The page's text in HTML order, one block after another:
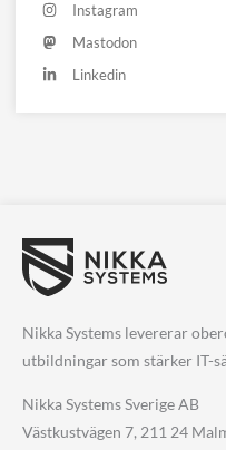
Instagram
Mastodon
Linkedin
Nikka Systems levererar
utbildningar som stärker IT-
Nikka Systems Sverige AB
Västkustvägen 7, 211 24